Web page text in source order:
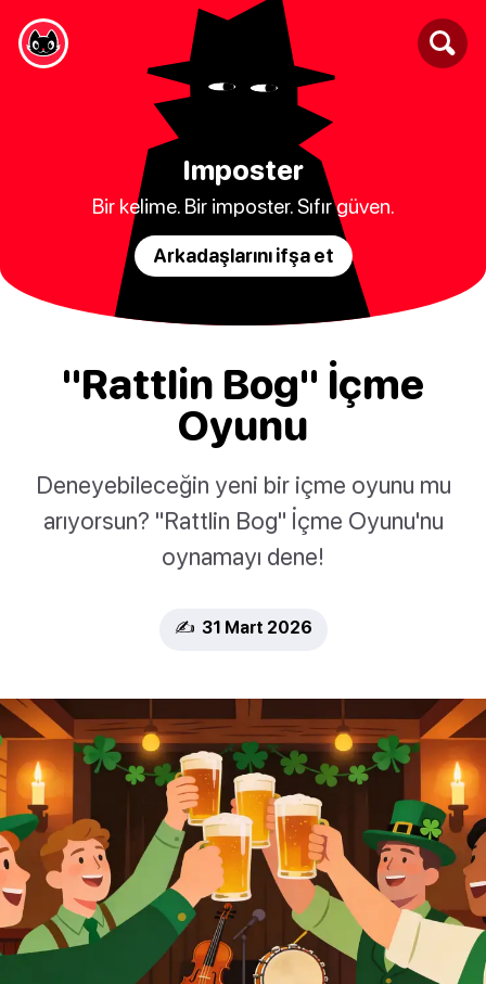
Imposter
Bir kelime. Bir imposter. Sıfır güven.
Arkadaşlarını ifşa et
"Rattlin Bog" İçme
Oyunu
Deneyebileceğin yeni bir içme oyunu mu
arıyorsun? "Rattlin Bog" İçme Oyunu'nu
oynamayı dene!
✍️ 31 Mart 2026